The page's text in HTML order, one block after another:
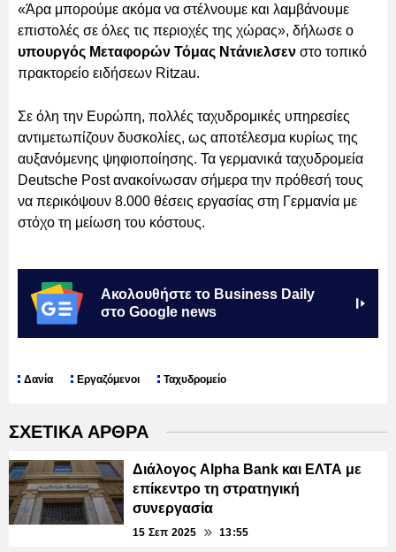
«Άρα μπορούμε ακόμα να στέλνουμε και λαμβάνουμε
επιστολές σε όλες τις περιοχές της χώρας», δήλωσε ο
υπουργός Μεταφορών Τόμας Ντάνιελσεν στο τοπικό
πρακτορείο ειδήσεων Ritzau.
Σε όλη την Ευρώπη, πολλές ταχυδρομικές υπηρεσίες
αντιμετωπίζουν δυσκολίες, ως αποτέλεσμα κυρίως της
αυξανόμενης ψηφιοποίησης. Τα γερμανικά ταχυδρομεία
Deutsche Post ανακοίνωσαν σήμερα την πρόθεσή τους
να περικόψουν 8.000 θέσεις εργασίας στη Γερμανία με
στόχο τη μείωση του κόστους.
Ακολουθήστε το Business Daily
στο Google news
Δανία Εργαζόμενοι Ταχυδρομείο
ΣΧΕΤΙΚΑ ΑΡΘΡΑ
Διάλογος Alpha Bank και ΕΛΤΑ με
επίκεντρο τη στρατηγική
συνεργασία
15 Σεπ 2025 13:55